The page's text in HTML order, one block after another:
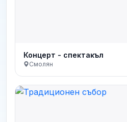
Концерт - спектакъл
Смолян